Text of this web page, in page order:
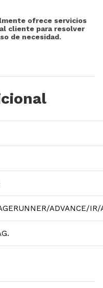
ofrece servicios
cliente para resolver
de necesidad.
ADVANCE/